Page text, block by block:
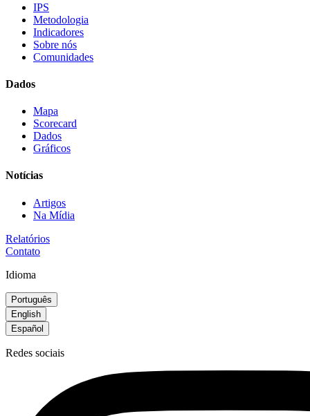
IPS
Metodologia
Indicadores
Sobre nós
Comunidades
Dados
Mapa
Scorecard
Dados
Gráficos
Notícias
Artigos
Na Mídia
Relatórios
Contato
Idioma
Português
English
Español
Redes sociais